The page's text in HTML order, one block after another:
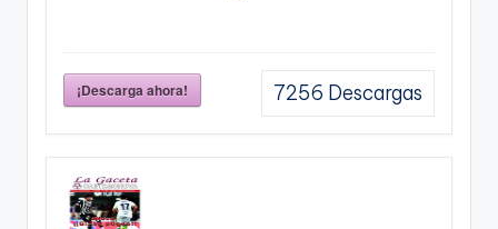
¡Descarga ahora! 7256 Descargas